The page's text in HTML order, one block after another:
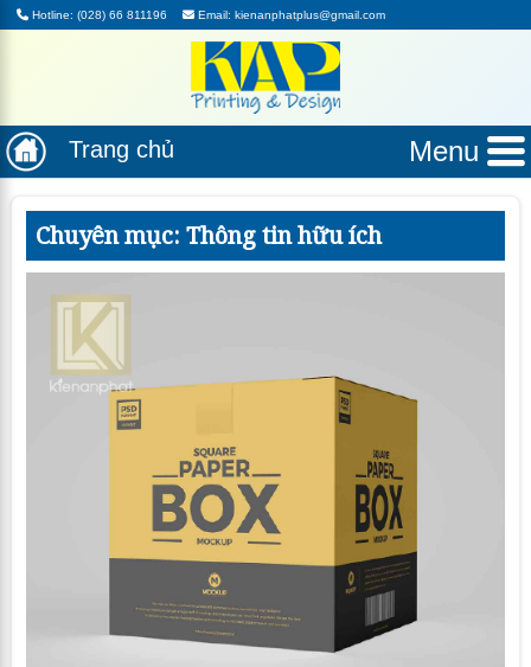
Hotline: (028) 66 811196 Email: kienanphatplus@gmail.com
Trang chủ Menu
Chuyên mục: Thông tin hữu ích